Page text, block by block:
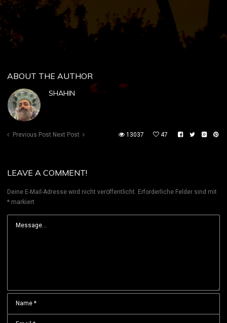
ABOUT THE AUTHOR
SHAHIN
Previous Post Next Post 13037 47
LEAVE A COMMENT!
Deine E-Mail-Adresse wird nicht veröffentlicht. Erforderliche Felder sind mit
* markiert